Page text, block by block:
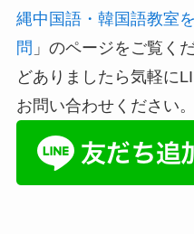
縄中国語・韓国語教室
問 」のページをご覧く
どありましたら気軽に
お問い合わせください。